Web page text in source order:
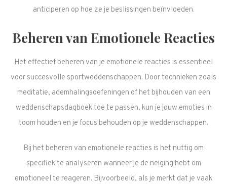
anticiperen op hoe ze je beslissingen beïnvloeden.
Beheren van Emotionele Reacties
Het effectief beheren van je emotionele reacties is essentieel
voor succesvolle sportweddenschappen. Door technieken zoals
meditatie, ademhalingsoefeningen of het bijhouden van een
weddenschapsdagboek toe te passen, kun je jouw emoties in
toom houden en je focus behouden op je weddenschappen.
Bij het beheren van emotionele reacties is het nuttig om
specifiek te analyseren wanneer je de neiging hebt om
emotioneel te reageren. Bijvoorbeeld, als je merkt dat je vaak